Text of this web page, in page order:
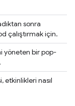
sonra
çalıştırmak için.
yöneten bir pop-
etkinlikleri nasıl